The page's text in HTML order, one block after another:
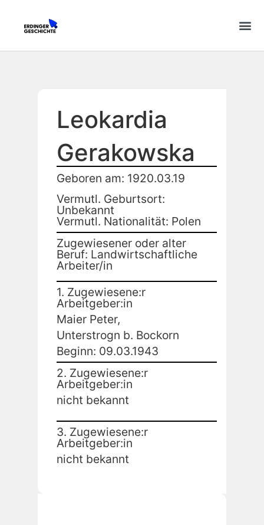
Leokardia
Gerakowska
Geboren am: 1920.03.19
Vermutl. Geburtsort:
Unbekannt
Vermutl. Nationalität: Polen
Zugewiesener oder alter
Beruf: Landwirtschaftliche
Arbeiter/in
1. Zugewiesene:r
Arbeitgeber:in
Maier Peter,
Unterstrogn b. Bockorn
Beginn: 09.03.1943
2. Zugewiesene:r
Arbeitgeber:in
nicht bekannt
3. Zugewiesene:r
Arbeitgeber:in
nicht bekannt